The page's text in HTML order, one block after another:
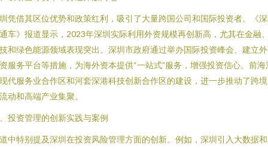
凭借其区位优势和政策红利，吸引了大量跨国公司和国际投资者。《
车》报道显示，2023年深圳实际利用外资规模再创新高，尤其在金融
和绿色能源领域表现突出。深圳市政府通过举办国际投资峰会、建立
服务平台等措施，为海外资本提供“一站式”服务，增强投资信心。前海
代服务业合作区和河套深港科技创新合作区的建设，进一步推动了跨
动和高端产业集聚。
投资管理的创新实践与案例
中特别提及深圳在投资风险管理方面的创新。例如，深圳引入大数据